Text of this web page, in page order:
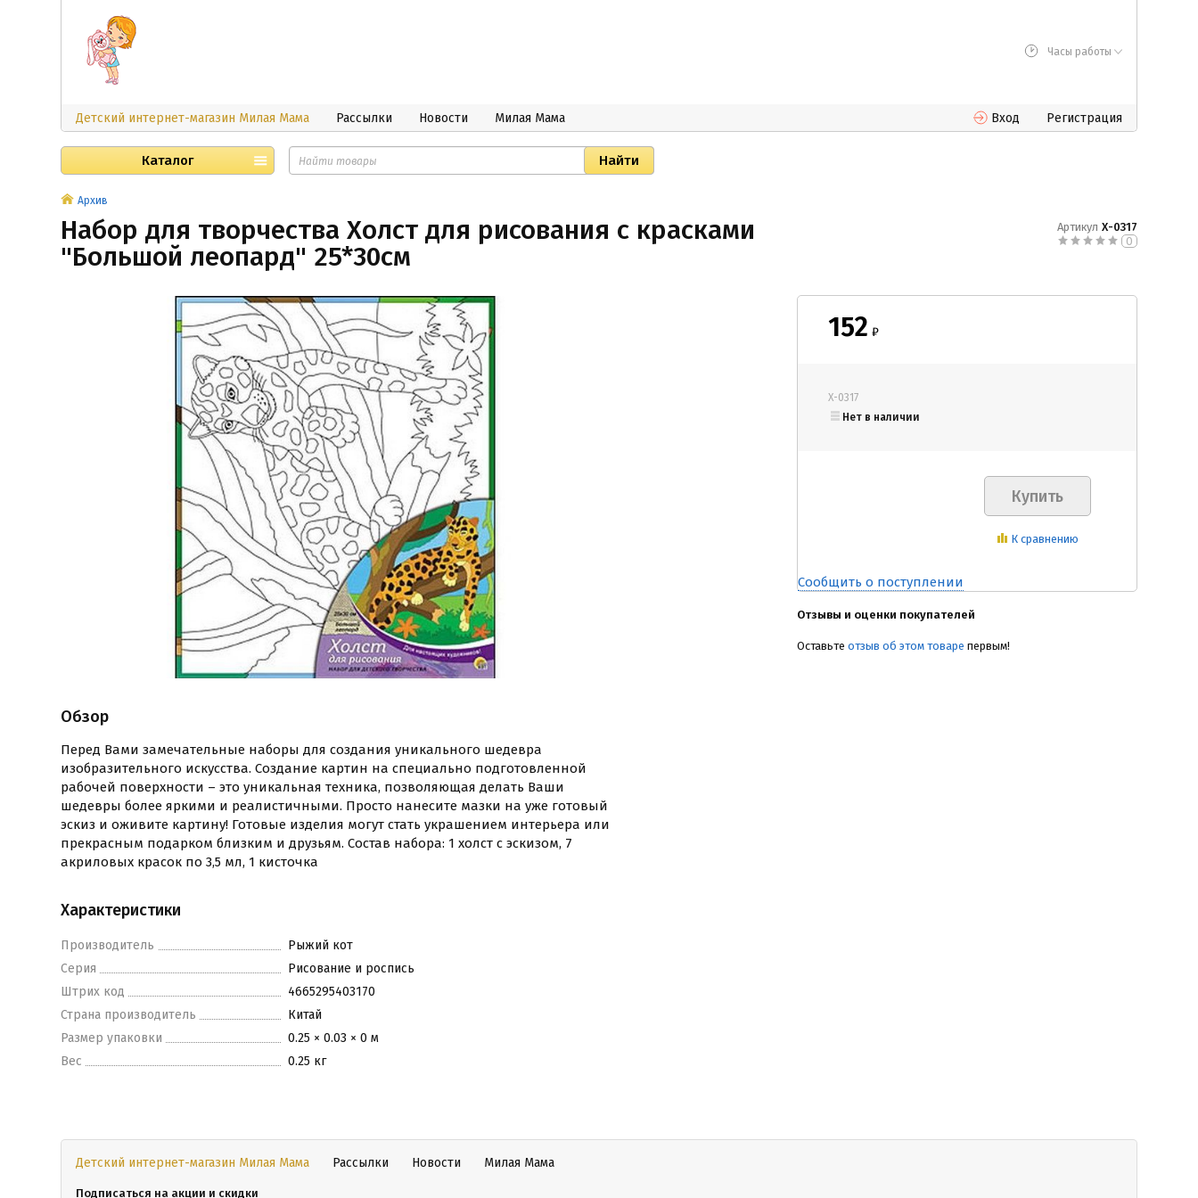
Часы работы
Детский интернет-магазин Милая Мама Рассылки Новости Милая Мама Вход Регистрация
Каталог
Архив
Набор для творчества Холст для рисования с красками
"Большой леопард" 25*30см
Артикул Х-0317
0
Обзор
Перед Вами замечательные наборы для создания уникального шедевра
изобразительного искусства. Создание картин на специально подготовленной
рабочей поверхности – это уникальная техника, позволяющая делать Ваши
шедевры более яркими и реалистичными. Просто нанесите мазки на уже готовый
эскиз и оживите картину! Готовые изделия могут стать украшением интерьера или
прекрасным подарком близким и друзьям. Состав набора: 1 холст с эскизом, 7
акриловых красок по 3,5 мл, 1 кисточка
Характеристики
Производитель
Рыжий кот
Серия
Рисование и роспись
Штрих код
4665295403170
Страна производитель
Китай
Размер упаковки
0.25 × 0.03 × 0 м
Вес
0.25 кг
152 ₽
Х-0317
Нет в наличии
К сравнению
Сообщить о поступлении
Отзывы и оценки покупателей
Оставьте отзыв об этом товаре первым!
Детский интернет-магазин Милая Мама Рассылки Новости Милая Мама
Подписаться на акции и скидки